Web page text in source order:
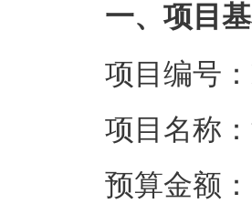
一、项目
项目编号
项目名称
预算金额